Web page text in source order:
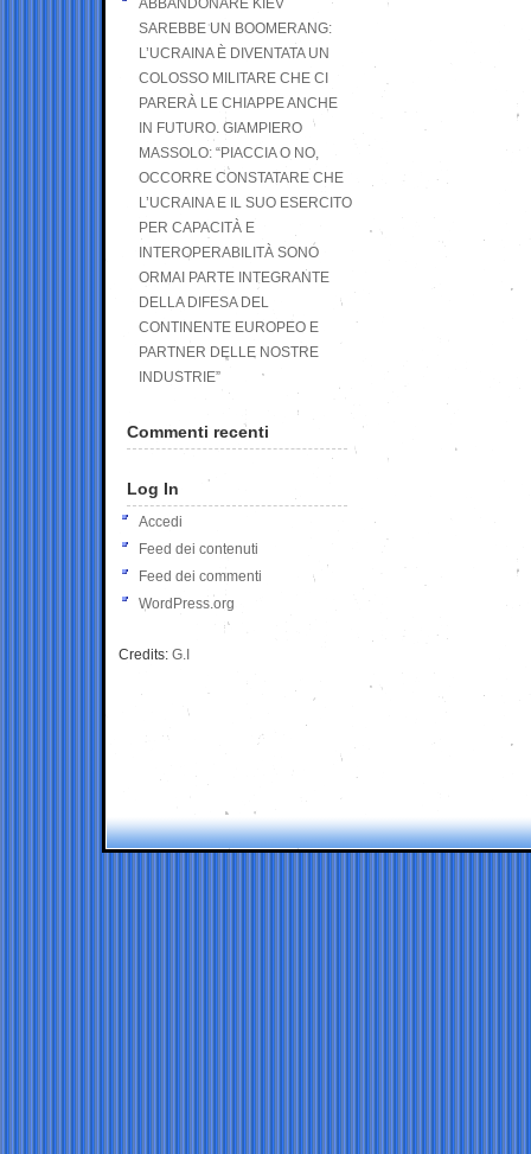
ABBANDONARE KIEV
SAREBBE UN BOOMERANG:
L’UCRAINA È DIVENTATA UN
COLOSSO MILITARE CHE CI
PARERÀ LE CHIAPPE ANCHE
IN FUTURO. GIAMPIERO
MASSOLO: “PIACCIA O NO,
OCCORRE CONSTATARE CHE
L’UCRAINA E IL SUO ESERCITO
PER CAPACITÀ E
INTEROPERABILITÀ SONO
ORMAI PARTE INTEGRANTE
DELLA DIFESA DEL
CONTINENTE EUROPEO E
PARTNER DELLE NOSTRE
INDUSTRIE”
Commenti recenti
Log In
Accedi
Feed dei contenuti
Feed dei commenti
WordPress.org
Credits: G.I